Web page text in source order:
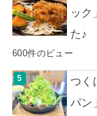
ック
た♪
600件のビュー
つく
パン